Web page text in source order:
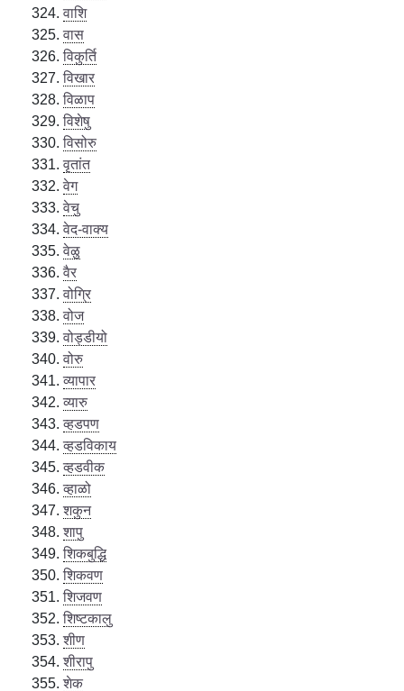
वाशि
वास
विकुर्ति
विखार
विळाप
विशेषु
विसोरु
वृतांत
वेग
वेचु
वेद-वाक्य
वेळु
वैर
वोग्रि
वोज
वोड्डीयो
वोरु
व्यापार
व्यारु
व्हडपण
व्हडविकाय
व्हडवीक
व्हाळो
शकुन
शापु
शिकबुद्धि
शिकवण
शिजवण
शिष्टकालु
शीण
शीरापु
शेक